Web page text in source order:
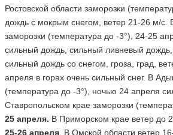
Ростовской области заморозки
дождь с мокрым снегом, ветер 21-26 м/с.
заморозки (температура до -3°), 24-25
сильный дождь, сильный ливневый
сильный дождь со снегом, гроза, град,
апреля в горах очень сильный снег. В
(температура до -3°), ночью 24 апреля
Ставропольском крае заморозки
25 апреля. В Приморском крае ветер до
25-26 апреля. В Омской области ветер